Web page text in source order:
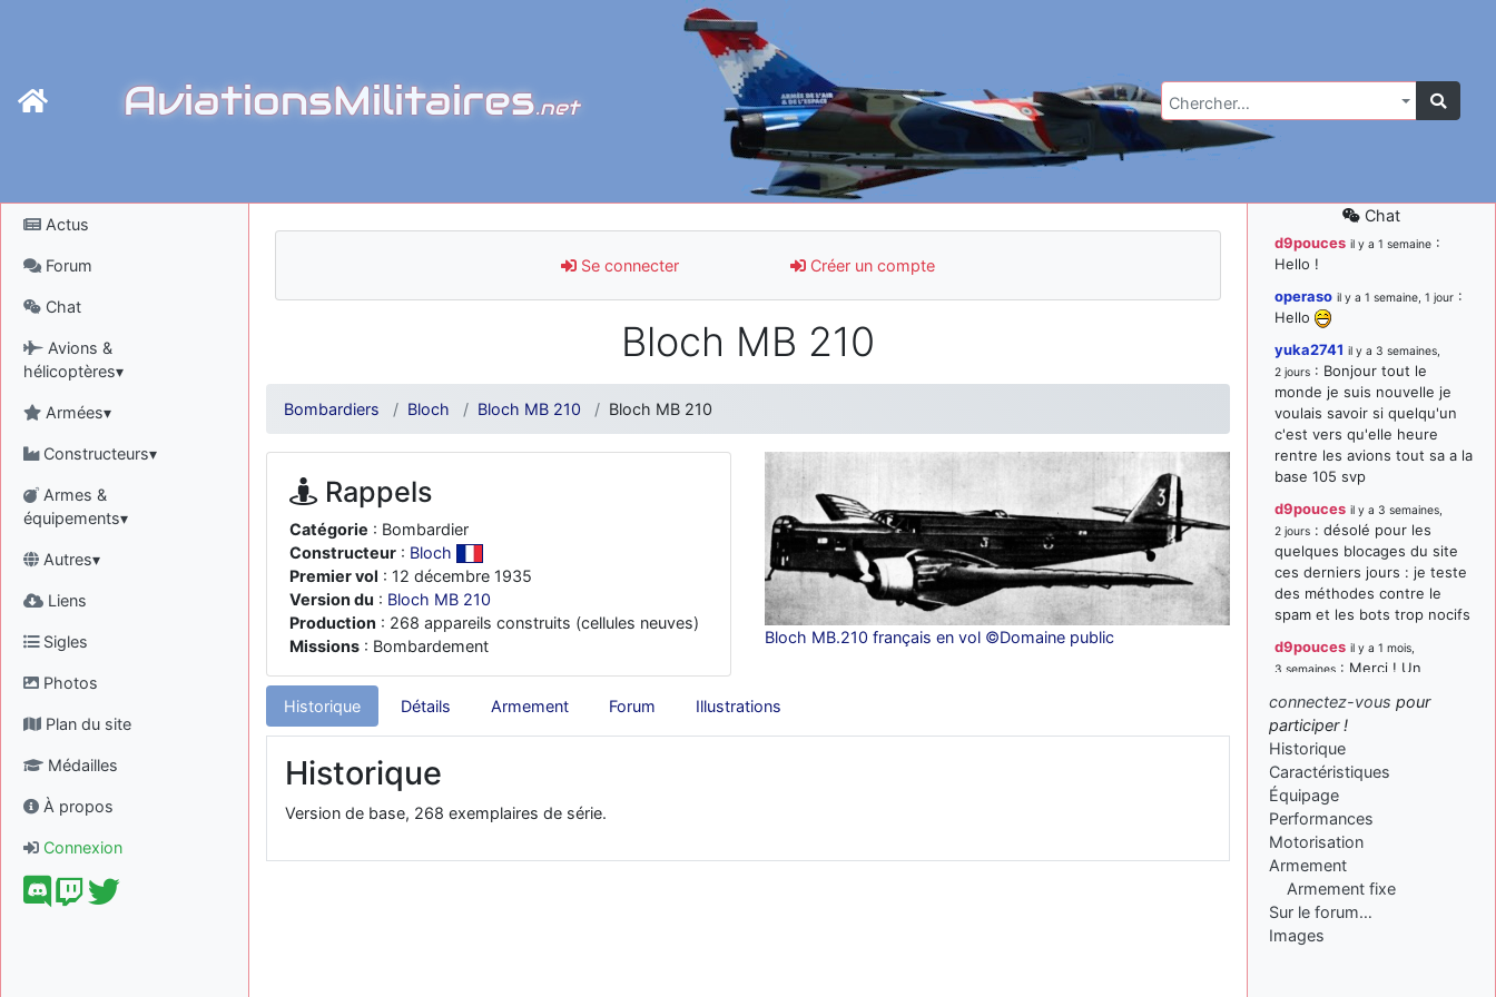
AviationsMilitaires.net Chercher…
Actus
Forum
Chat
Avions &
hélicoptères▾
Armées▾
Constructeurs▾
Armes &
équipements▾
Autres▾
Liens
Sigles
Photos
Plan du site
Médailles
À propos
Connexion
Se connecter Créer un compte
Bloch MB 210
Bombardiers Bloch Bloch MB 210 Bloch MB 210
Rappels
Catégorie : Bombardier
Constructeur : Bloch
Premier vol : 12 décembre 1935
Version du : Bloch MB 210
Production : 268 appareils construits (cellules neuves)
Missions : Bombardement Bloch MB.210 français en vol ©Domaine public
Historique Détails Armement Forum Illustrations
Historique
Version de base, 268 exemplaires de série.
Chat
d9pouces il y a 1 semaine :
Hello !
operaso il y a 1 semaine, 1 jour :
Hello
yuka2741 il y a 3 semaines,
2 jours : Bonjour tout le
monde je suis nouvelle je
voulais savoir si quelqu'un
c'est vers qu'elle heure
rentre les avions tout sa a la
base 105 svp
d9pouces il y a 3 semaines,
2 jours : désolé pour les
quelques blocages du site
ces derniers jours : je teste
des méthodes contre le
spam et les bots trop nocifs
d9pouces il y a 1 mois,
3 semaines : Merci ! Un
paxwax il y a 1 mois, 3 semaines
Super, la nouvelle bannière
d9pouces il y a 2 mois,
1 semaine: je suis un
avion@,._,+ > lesquels ? je
ne suis pas sûr de
comprendre
d9pouces il y a 2 mois,
1 semaine: ouakamois > si tu
parles du sujet sur l'Armée
connectez-vous pour
participer !
Historique
Caractéristiques
Équipage
Performances
Motorisation
Armement
Armement fixe
Sur le forum…
Images